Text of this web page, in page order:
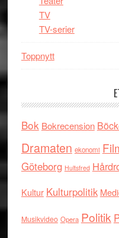
TV
TV-serier
Toppnytt
Bok Bokrecension
Dramaten ekonomi
Göteborg Hultsfred
Kultur Kulturpolitik
Musikvideo Opera Politik